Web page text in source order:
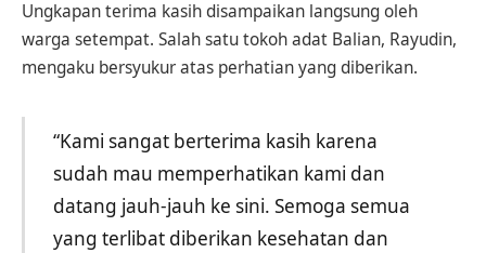
Ungkapan terima kasih disampaikan langsung oleh
warga setempat. Salah satu tokoh adat Balian, Rayudin,
mengaku bersyukur atas perhatian yang diberikan.
“Kami sangat berterima kasih karena
sudah mau memperhatikan kami dan
datang jauh-jauh ke sini. Semoga semua
yang terlibat diberikan kesehatan dan